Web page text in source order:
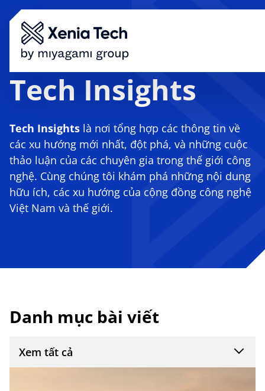
Giải Pháp
Lĩnh Vực
Công Nghệ
Tuyển Dụng
Giới Thiệu
Tech Insights
Đặt Lịch Ngay
Tech Insights
Tech Insights là nơi tổng hợp các thông tin về
các xu hướng mới nhất, đột phá, và những cuộc
thảo luận của các chuyên gia trong thế giới công
nghệ. Cùng chúng tôi khám phá những nội dung
hữu ích, các xu hướng của cộng đồng công nghệ
Việt Nam và thế giới.
Danh mục bài viết
Xem tất cả